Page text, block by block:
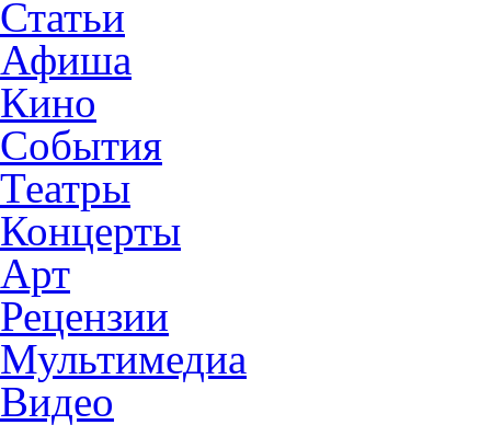
Статьи
Афиша
Кино
События
Театры
Концерты
Арт
Рецензии
Мультимедиа
Видео